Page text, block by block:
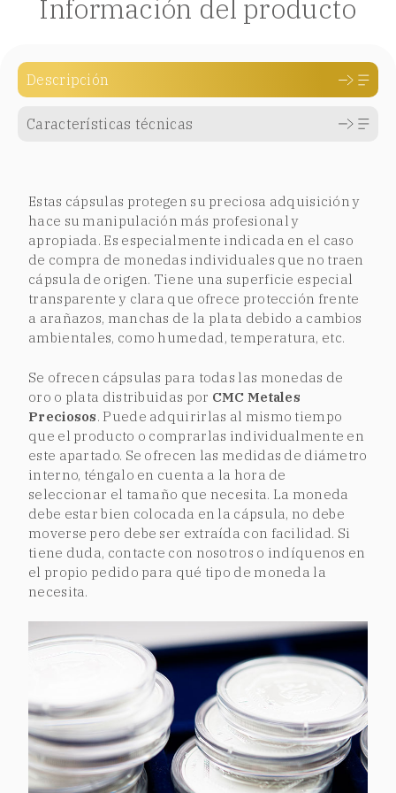
Información del producto
Descripción
Características técnicas
Estas cápsulas protegen su preciosa adquisición y
hace su manipulación más profesional y
apropiada. Es especialmente indicada en el caso
de compra de monedas individuales que no traen
cápsula de origen. Tiene una superficie especial
transparente y clara que ofrece protección frente
a arañazos, manchas de la plata debido a cambios
ambientales, como humedad, temperatura, etc.
Se ofrecen cápsulas para todas las monedas de
oro o plata distribuidas por CMC Metales
Preciosos. Puede adquirirlas al mismo tiempo
que el producto o comprarlas individualmente en
este apartado. Se ofrecen las medidas de diámetro
interno, téngalo en cuenta a la hora de
seleccionar el tamaño que necesita. La moneda
debe estar bien colocada en la cápsula, no debe
moverse pero debe ser extraída con facilidad. Si
tiene duda, contacte con nosotros o indíquenos en
el propio pedido para qué tipo de moneda la
necesita.